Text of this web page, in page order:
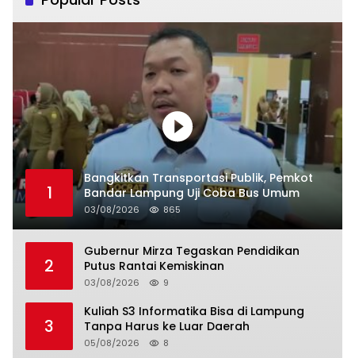
1
Bangkitkan Transportasi Publik, Pemkot
Bandar Lampung Uji Coba Bus Umum
03/08/2026 865
2
Gubernur Mirza Tegaskan Pendidikan
Putus Rantai Kemiskinan
03/08/2026 9
3
Kuliah S3 Informatika Bisa di Lampung
Tanpa Harus ke Luar Daerah
05/08/2026 8